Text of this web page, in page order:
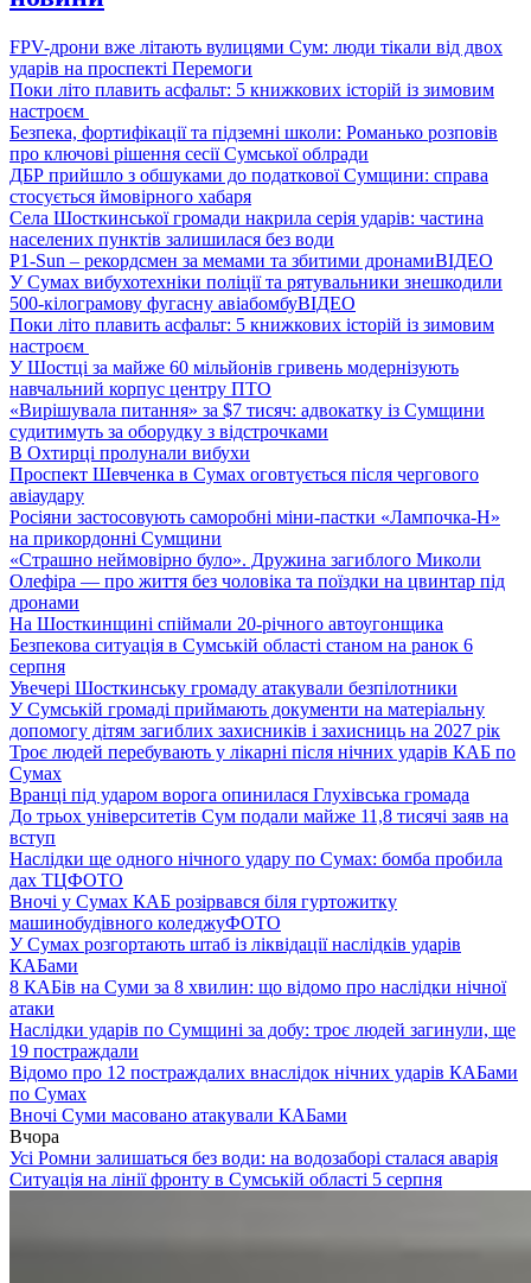
FPV-дрони вже літають вулицями Сум: люди тікали від двох
ударів на проспекті Перемоги
Поки літо плавить асфальт: 5 книжкових історій із зимовим
настроєм
Безпека, фортифікації та підземні школи: Романько розповів
про ключові рішення сесії Сумської облради
ДБР прийшло з обшуками до податкової Сумщини: справа
стосується ймовірного хабаря
Села Шосткинської громади накрила серія ударів: частина
населених пунктів залишилася без води
P1-Sun – рекордсмен за мемами та збитими дронамиВІДЕО
У Сумах вибухотехніки поліції та рятувальники знешкодили
500-кілограмову фугасну авіабомбуВІДЕО
Поки літо плавить асфальт: 5 книжкових історій із зимовим
настроєм
У Шостці за майже 60 мільйонів гривень модернізують
навчальний корпус центру ПТО
«Вирішувала питання» за $7 тисяч: адвокатку із Сумщини
судитимуть за оборудку з відстрочками
В Охтирці пролунали вибухи
Проспект Шевченка в Сумах оговтується після чергового
авіаудару
Росіяни застосовують саморобні міни-пастки «Лампочка-Н»
на прикордонні Сумщини
«Страшно неймовірно було». Дружина загиблого Миколи
Олефіра — про життя без чоловіка та поїздки на цвинтар під
дронами
На Шосткинщині спіймали 20-річного автоугонщика
Безпекова ситуація в Сумській області станом на ранок 6
серпня
Увечері Шосткинську громаду атакували безпілотники
У Сумській громаді приймають документи на матеріальну
допомогу дітям загиблих захисників і захисниць на 2027 рік
Троє людей перебувають у лікарні після нічних ударів КАБ по
Сумах
Вранці під ударом ворога опинилася Глухівська громада
До трьох університетів Сум подали майже 11,8 тисячі заяв на
вступ
Наслідки ще одного нічного удару по Сумах: бомба пробила
дах ТЦФОТО
Вночі у Сумах КАБ розірвався біля гуртожитку
машинобудівного коледжуФОТО
У Сумах розгортають штаб із ліквідації наслідків ударів
КАБами
8 КАБів на Суми за 8 хвилин: що відомо про наслідки нічної
атаки
Наслідки ударів по Сумщині за добу: троє людей загинули, ще
19 постраждали
Відомо про 12 постраждалих внаслідок нічних ударів КАБами
по Сумах
Вночі Суми масовано атакували КАБами
Вчора
Усі Ромни залишаться без води: на водозаборі сталася аварія
Ситуація на лінії фронту в Сумській області 5 серпня